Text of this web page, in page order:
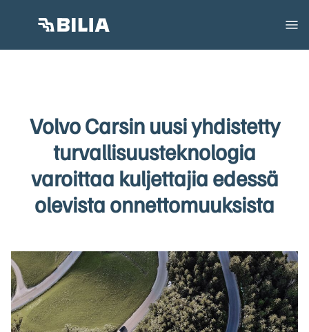
Volvo Carsin uusi yhdistetty
turvallisuusteknologia
varoittaa kuljettajia edessä
olevista onnettomuuksista